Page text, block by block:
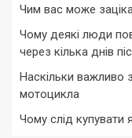
Чим вас може
Чому деякі люди
через кілька днів
Наскільки важливо
мотоцикла
Чому слід купувати